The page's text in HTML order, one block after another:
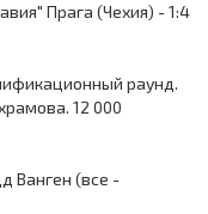
Прага (Чехия) - 1:4
раунд.
12 000
Ванген (все -